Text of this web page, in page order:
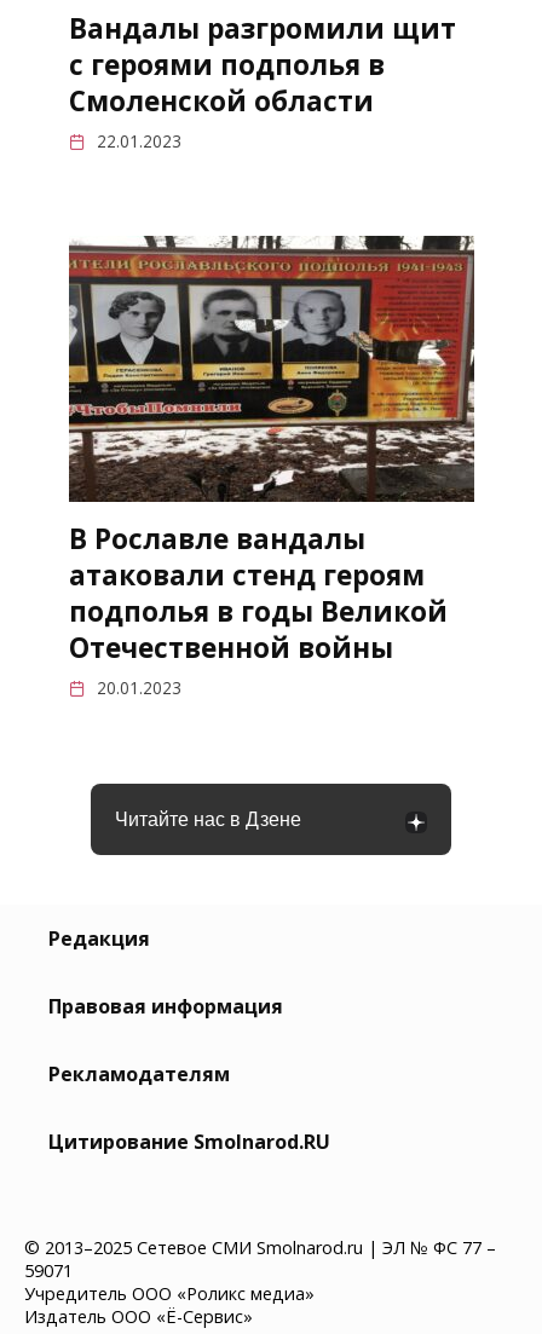
Вандалы разгромили щит
с героями подполья в
Смоленской области
22.01.2023
В Рославле вандалы
атаковали стенд героям
подполья в годы Великой
Отечественной войны
20.01.2023
Читайте нас в Дзене
Редакция
Правовая информация
Рекламодателям
Цитирование Smolnarod.RU
© 2013–2025 Сетевое СМИ Smolnarod.ru | ЭЛ № ФС 77 –
59071
Учредитель ООО «Роликс медиа»
Издатель ООО «Ё-Сервис»